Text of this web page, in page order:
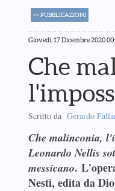
<< PUBBLICAZIONI
Giovedì, 17 Dicembre 2020
Che
Scritto da Gerardo
Che malinconia,
Leonardo Nellis
messicano.
Nesti, edita da